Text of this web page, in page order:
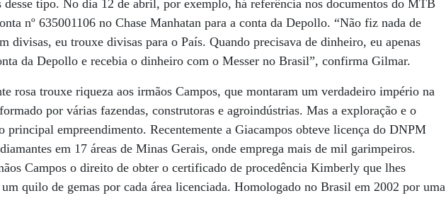
desse tipo. No dia 12 de abril, por exemplo, há referência nos documentos do MTB
nº 635001106 no Chase Manhatan para a conta da Depollo. “Não fiz nada de
divisas, eu trouxe divisas para o País. Quando precisava de dinheiro, eu apenas
da Depollo e recebia o dinheiro com o Messer no Brasil”, confirma Gilmar.
rosa trouxe riqueza aos irmãos Campos, que montaram um verdadeiro império na
por várias fazendas, construtoras e agroindústrias. Mas a exploração e o
principal empreendimento. Recentemente a Giacampos obteve licença do DNPM
em 17 áreas de Minas Gerais, onde emprega mais de mil garimpeiros.
Campos o direito de obter o certificado de procedência Kimberly que lhes
quilo de gemas por cada área licenciada. Homologado no Brasil em 2002 por uma